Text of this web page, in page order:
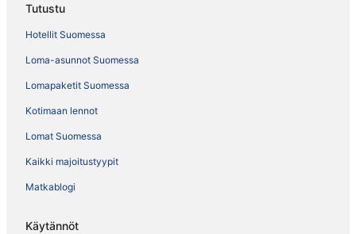
Tutustu
Hotellit Suomessa
Loma-asunnot Suomessa
Lomapaketit Suomessa
Kotimaan lennot
Lomat Suomessa
Kaikki majoitustyypit
Matkablogi
Käytännöt